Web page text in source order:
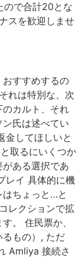
ので合計20とな
スを歓迎しませ
すすめするの
れは特別な、次
カルト、それ
氏は述べてい
金してほしいと
取るにいくつか
ある選択であ
レイ 具体的に機
はちょっと…と
レクションで拡
。 住民票か、
もの）, ただ
Amliya 接続さ